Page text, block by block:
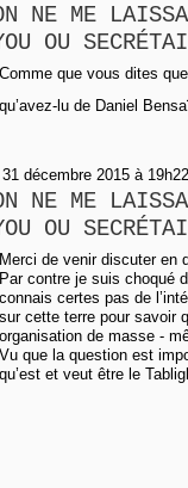
NE ME
OU
Comme que vous dites
qu’avez-lu de Daniel
décembre 2015 à
NE ME
OU
Merci de venir discuter en
Par contre je suis choqué
connais certes pas de
sur cette terre pour savoir
organisation de masse -
Vu que la question est
qu’est et veut être le